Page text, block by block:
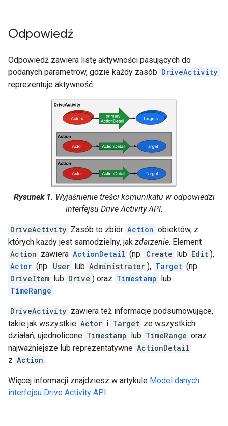
Odpowiedź
Odpowiedź zawiera listę aktywności pasujących do
podanych parametrów, gdzie każdy zasób DriveActivity
reprezentuje aktywność:
Rysunek 1. Wyjaśnienie treści komunikatu w odpowiedzi
interfejsu Drive Activity API.
DriveActivity Zasób to zbiór Action obiektów, z
których każdy jest samodzielny, jak zdarzenie. Element
Action zawiera ActionDetail (np. Create lub Edit ),
Actor (np. User lub Administrator ), Target (np.
DriveItem lub Drive ) oraz Timestamp lub
TimeRange .
DriveActivity zawiera też informacje podsumowujące,
takie jak wszystkie Actor i Target ze wszystkich
działań, ujednolicone Timestamp lub TimeRange oraz
najważniejsze lub reprezentatywne ActionDetail
z Action .
Więcej informacji znajdziesz w artykule Model danych
interfejsu Drive Activity API.